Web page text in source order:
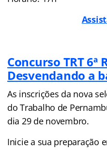
Concurso TRT 6ª
Desvendando a
As inscrições da nova
do Trabalho de
dia 29 de novembro.
Inicie a sua preparação